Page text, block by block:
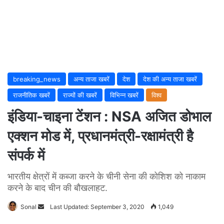
breaking_news अन्य ताजा खबरें देश
देश की अन्य ताजा खबरें
राजनीतिक खबरें
राज्यों की खबरें विभिन्न खबरें विश्व
इंडिया-चाइना टेंशन : NSA अजित डोभाल
एक्शन मोड में, प्रधानमंत्री-रक्षामंत्री है
संपर्क में
भारतीय क्षेत्रों में कब्जा करने के चीनी सेना की कोशिश को नाकाम
करने के बाद चीन की बौखलाहट.
Sonal
Send
Last Updated: September 3, 2020 1,049